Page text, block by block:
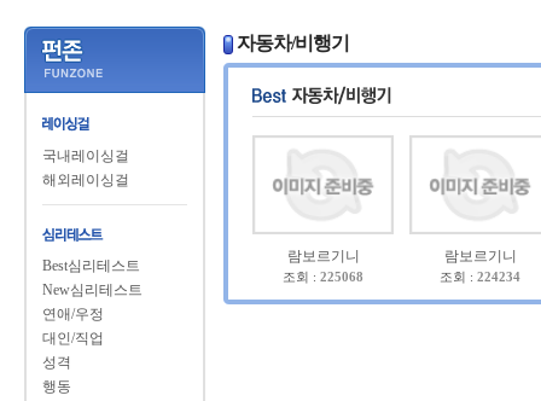
국내레이싱걸
해외레이싱걸
Best심리테스트
New심리테스트
연애/우정
대인/직업
성격
행동
자동차/비행기
람보르기니
조회 : 225068
람보르기니
조회 : 224234